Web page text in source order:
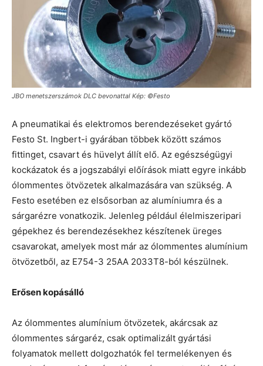
JBO menetszerszámok DLC bevonattal Kép: ©Festo
A pneumatikai és elektromos berendezéseket gyártó
Festo St. Ingbert-i gyárában többek között számos
fittinget, csavart és hüvelyt állít elő. Az egészségügyi
kockázatok és a jogszabályi előírások miatt egyre inkább
ólommentes ötvözetek alkalmazására van szükség. A
Festo esetében ez elsősorban az alumíniumra és a
sárgarézre vonatkozik. Jelenleg például élelmiszeripari
gépekhez és berendezésekhez készítenek üreges
csavarokat, amelyek most már az ólommentes alumínium
ötvözetből, az E754-3 25AA 2033T8-ból készülnek.
Erősen kopásálló
Az ólommentes alumínium ötvözetek, akárcsak az
ólommentes sárgaréz, csak optimalizált gyártási
folyamatok mellett dolgozhatók fel termelékenyen és